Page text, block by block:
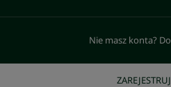
Nie masz konta?